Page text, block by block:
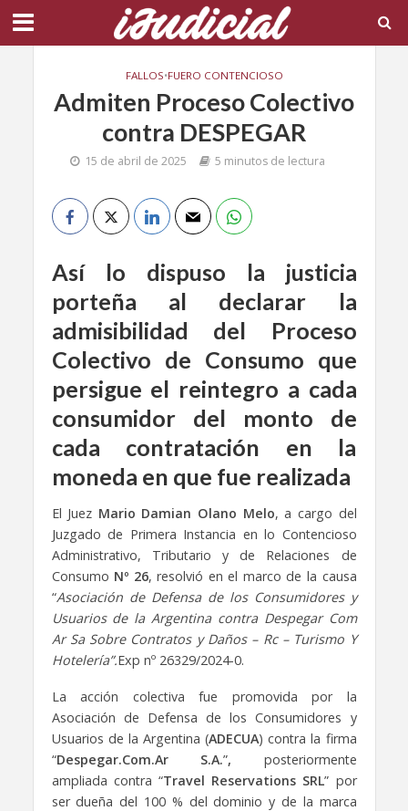
FALLOS•FUERO CONTENCIOSO
Admiten Proceso Colectivo
contra DESPEGAR
15 de abril de 2025 5 minutos de lectura
Así lo dispuso la justicia
porteña al declarar la
admisibilidad del Proceso
Colectivo de Consumo que
persigue el reintegro a cada
consumidor del monto de
cada contratación en la
moneda en que fue realizada
El Juez Mario Damian Olano Melo, a cargo del
Juzgado de Primera Instancia en lo Contencioso
Administrativo, Tributario y de Relaciones de
Consumo Nº 26, resolvió en el marco de la causa
“Asociación de Defensa de los Consumidores y
Usuarios de la Argentina contra Despegar Com
Ar Sa Sobre Contratos y Daños – Rc – Turismo Y
Hotelería”.Exp nº 26329/2024-0.
La acción colectiva fue promovida por la
Asociación de Defensa de los Consumidores y
Usuarios de la Argentina (ADECUA) contra la firma
“Despegar.Com.Ar S.A.”, posteriormente
ampliada contra “Travel Reservations SRL” por
ser dueña del 100 % del dominio y de la marca